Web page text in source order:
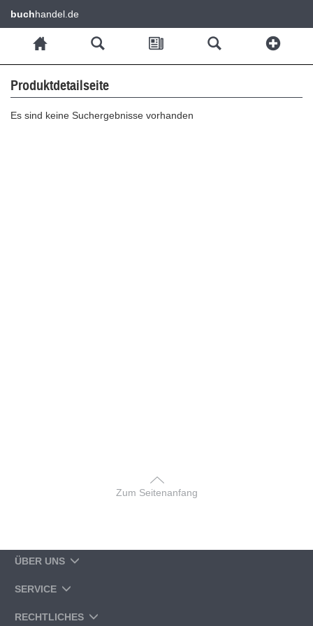
buchhandel.de
Produktdetailseite
Es sind keine Suchergebnisse vorhanden
Zum Seitenanfang
ÜBER UNS
SERVICE
RECHTLICHES